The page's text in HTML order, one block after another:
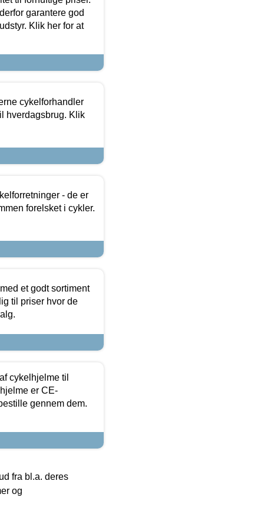
garantere god
Klik her for at
cykelforhandler
hverdagsbrug. Klik
- de er
forelsket i cykler.
et godt sortiment
til priser hvor de
cykelhjelme til
er CE-
gennem dem.
fra bl.a. deres
og